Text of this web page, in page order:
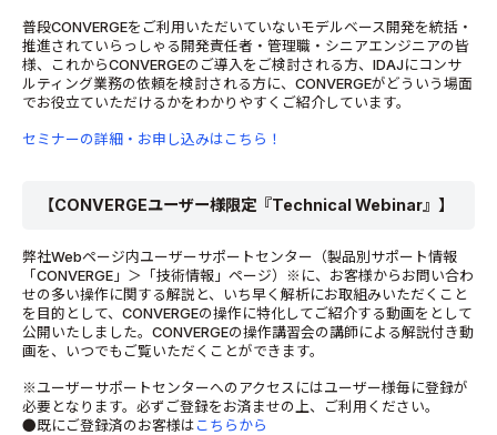
普段CONVERGEをご利用いただいていないモデルベース開発を統括・
推進されていらっしゃる開発責任者・管理職・シニアエンジニアの皆
様、これからCONVERGEのご導入をご検討される方、IDAJにコンサ
ルティング業務の依頼を検討される方に、CONVERGEがどういう場面
でお役立ていただけるかをわかりやすくご紹介しています。
セミナーの詳細・お申し込みはこちら！
【CONVERGEユーザー様限定『Technical Webinar』】
弊社Webページ内ユーザーサポートセンター（製品別サポート情報
「CONVERGE」＞「技術情報」ページ）※に、お客様からお問い合わ
せの多い操作に関する解説と、いち早く解析にお取組みいただくこと
を目的として、CONVERGEの操作に特化してご紹介する動画をとして
公開いたしました。CONVERGEの操作講習会の講師による解説付き動
画を、いつでもご覧いただくことができます。
※ユーザーサポートセンターへのアクセスにはユーザー様毎に登録が
必要となります。必ずご登録をお済ませの上、ご利用ください。
●既にご登録済のお客様は こちらから